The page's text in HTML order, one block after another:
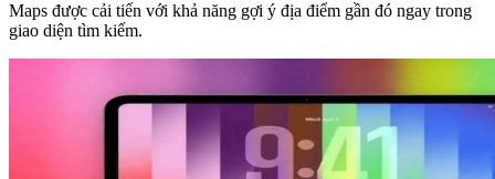
Maps được cải tiến với khả năng gợi ý địa điểm gần đó ngay trong
giao diện tìm kiếm.